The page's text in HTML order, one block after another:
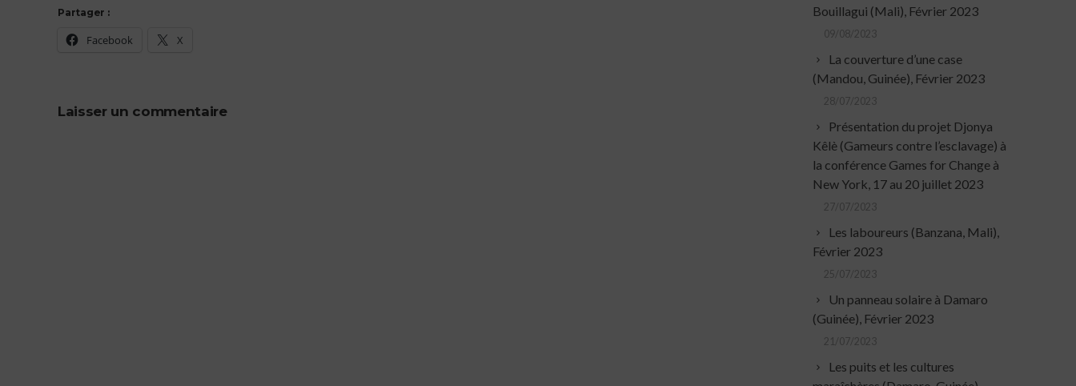
Partager :
Facebook X
Laisser un commentaire
Bouillagui (Mali), Février 2023
09/08/2023
La couverture d’une case
(Mandou, Guinée), Février 2023
28/07/2023
Présentation du projet Djonya
Kêlè (Gameurs contre l’esclavage) à
la conférence Games for Change à
New York, 17 au 20 juillet 2023
27/07/2023
Les laboureurs (Banzana, Mali),
Février 2023
25/07/2023
Un panneau solaire à Damaro
(Guinée), Février 2023
21/07/2023
Les puits et les cultures